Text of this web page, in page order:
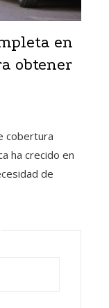
en
obtener
cobertura
ha crecido en
de